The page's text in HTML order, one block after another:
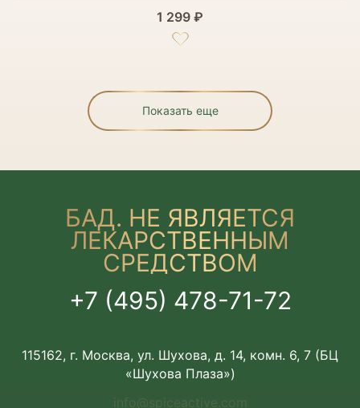
1 299 ₽
Показать еще
БАД. НЕ ЯВЛЯЕТСЯ
ЛЕКАРСТВЕННЫМ
СРЕДСТВОМ
+7 (495) 478-71-72
115162, г. Москва, ул. Шухова, д. 14, комн. 6, 7 (БЦ
«Шухова Плаза»)
info@spiceactive.com